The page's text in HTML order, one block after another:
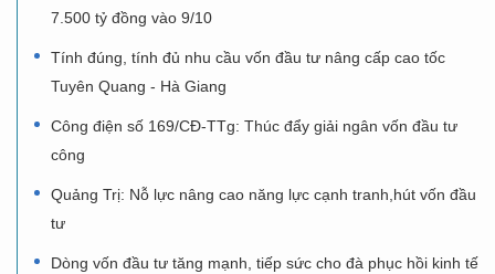
7.500 tỷ đồng vào 9/10
Tính đúng, tính đủ nhu cầu vốn đầu tư nâng cấp cao tốc
Tuyên Quang - Hà Giang
Công điện số 169/CĐ-TTg: Thúc đẩy giải ngân vốn đầu tư
công
Quảng Trị: Nỗ lực nâng cao năng lực cạnh tranh,hút vốn đầu
tư
Dòng vốn đầu tư tăng mạnh, tiếp sức cho đà phục hồi kinh tế